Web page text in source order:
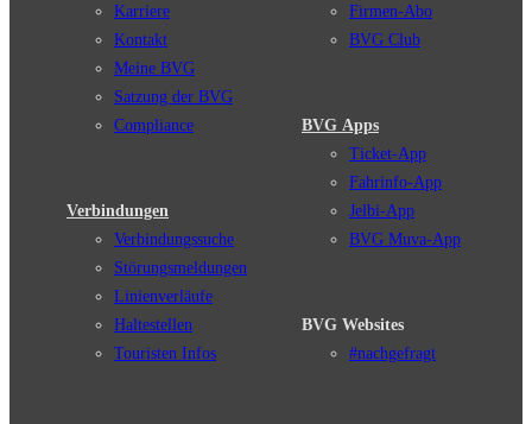
Karriere
Kontakt
Meine BVG
Satzung der BVG
Compliance
Verbindungen
Verbindungssuche
Störungsmeldungen
Linienverläufe
Haltestellen
Touristen Infos
Firmen-Abo
BVG Club
BVG Apps
Ticket-App
Fahrinfo-App
Jelbi-App
BVG Muva-App
BVG Websites
#nachgefragt